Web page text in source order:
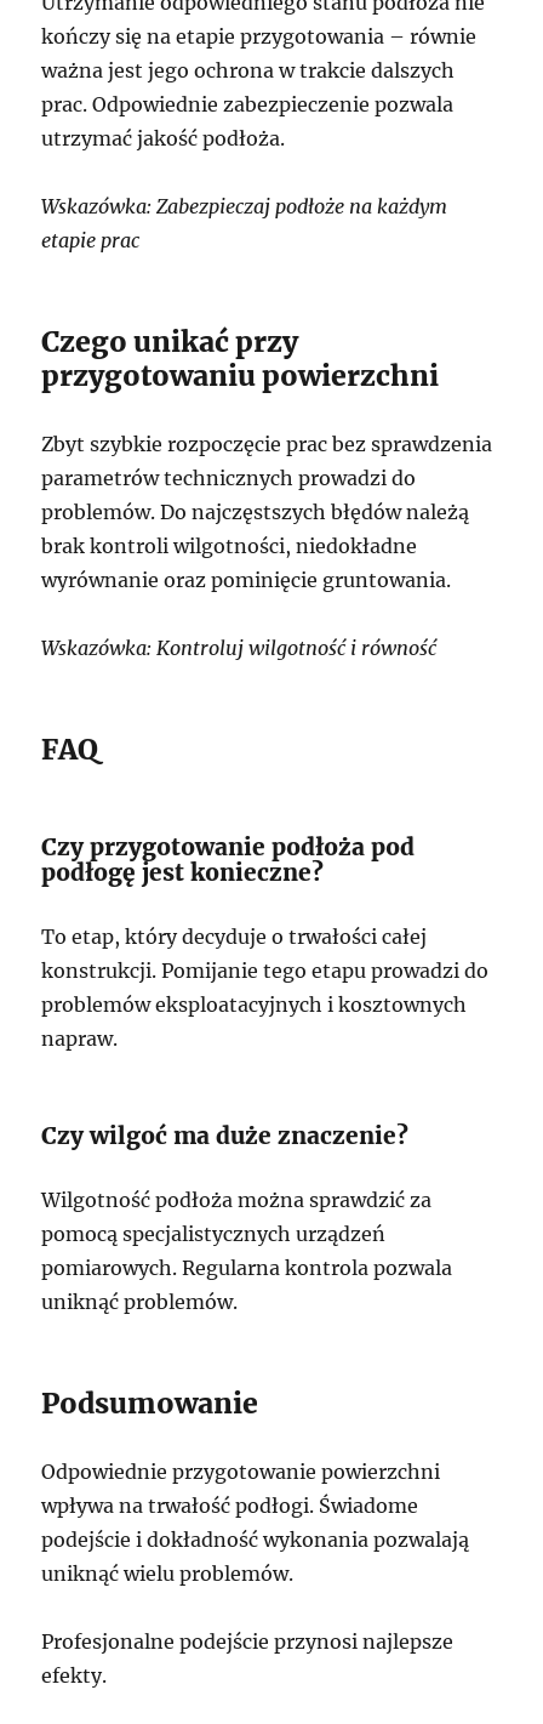
kończy się na etapie przygotowania – równie
ważna jest jego ochrona w trakcie dalszych
prac. Odpowiednie zabezpieczenie pozwala
utrzymać jakość podłoża.
Wskazówka: Zabezpieczaj podłoże na każdym
etapie prac
Czego unikać przy
przygotowaniu powierzchni
Zbyt szybkie rozpoczęcie prac bez sprawdzenia
parametrów technicznych prowadzi do
problemów. Do najczęstszych błędów należą
brak kontroli wilgotności, niedokładne
wyrównanie oraz pominięcie gruntowania.
Wskazówka: Kontroluj wilgotność i równość
FAQ
Czy przygotowanie podłoża pod
podłogę jest konieczne?
To etap, który decyduje o trwałości całej
konstrukcji. Pomijanie tego etapu prowadzi do
problemów eksploatacyjnych i kosztownych
napraw.
Czy wilgoć ma duże znaczenie?
Wilgotność podłoża można sprawdzić za
pomocą specjalistycznych urządzeń
pomiarowych. Regularna kontrola pozwala
uniknąć problemów.
Podsumowanie
Odpowiednie przygotowanie powierzchni
wpływa na trwałość podłogi. Świadome
podejście i dokładność wykonania pozwalają
uniknąć wielu problemów.
Profesjonalne podejście przynosi najlepsze
efekty.